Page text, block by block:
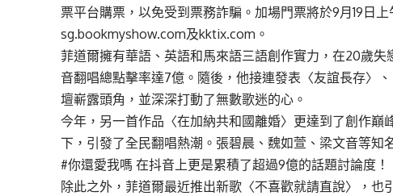
票平台購票，以免受到票務詐騙。加場門票將於9月19日
sg.bookmyshow.com及kktix.com 。
菲道爾擁有華語、英語和馬來語三語創作實力，在20歲
音翻唱總點擊率達7億。隨後，他接連發表〈友誼長存〉
壇嶄露頭角，並深深打動了無數歌迷的心。
今年，另一首作品〈在加納共和國離婚〉更達到了創作
下，引發了全民翻唱熱潮。張碧晨、魏如萱、梁文音等
#你還愛我嗎 在抖音上更是累積了超過9億的話題討論度！
除此之外，菲道爾最近推出新歌〈不喜歡就請直說〉，